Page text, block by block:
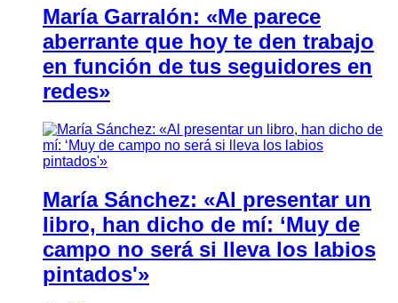
María Garralón: «Me parece
aberrante que hoy te den trabajo
en función de tus seguidores en
redes»
María Sánchez: «Al presentar un
libro, han dicho de mí: ‘Muy de
campo no será si lleva los labios
pintados'»